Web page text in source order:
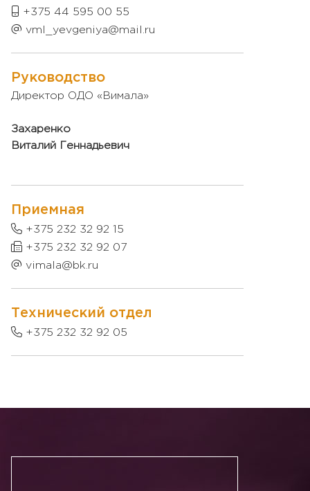
+375 44 595 00 55
vml_yevgeniya@mail.ru
Руководство
Директор ОДО «Вимала»
Захаренко
Виталий Геннадьевич
Приемная
+375 232 32 92 15
+375 232 32 92 07
vimala@bk.ru
Технический отдел
+375 232 32 92 05